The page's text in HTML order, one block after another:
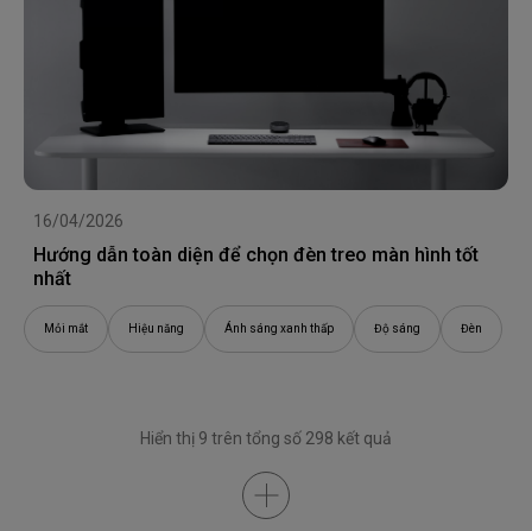
16/04/2026
Hướng dẫn toàn diện để chọn đèn treo màn hình tốt
nhất
Mỏi mắt Hiệu năng Ánh sáng xanh thấp Độ sáng Đèn
Hiển thị 9 trên tổng số 298 kết quả